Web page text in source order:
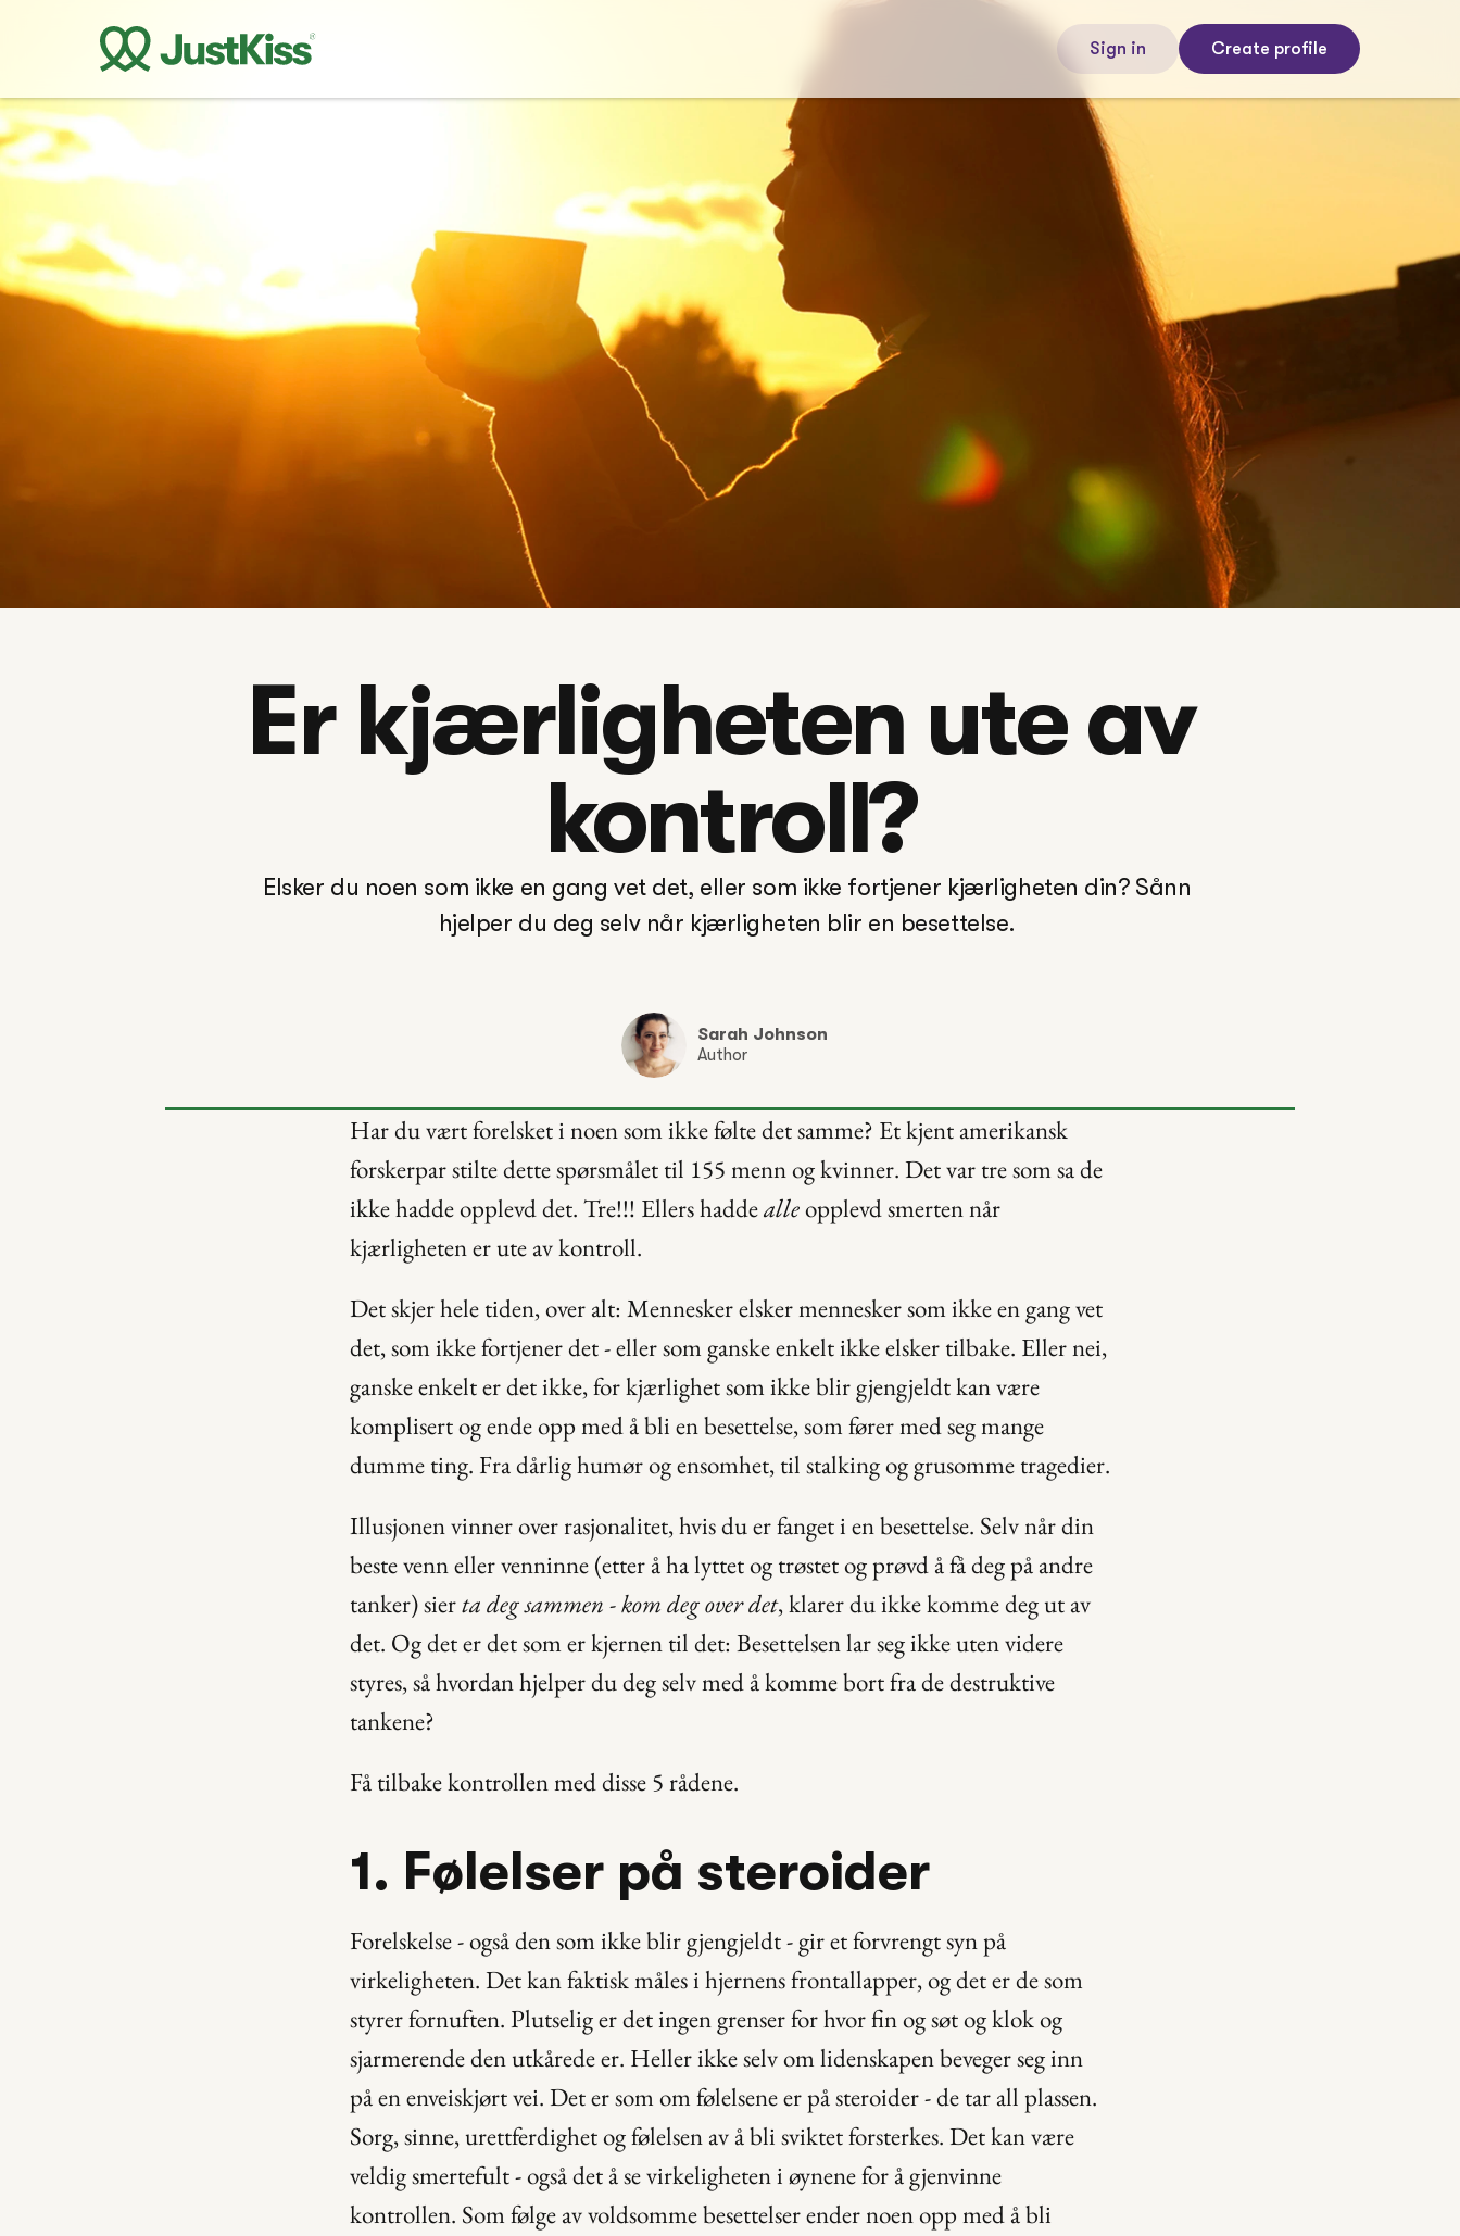
Sign in Create profile
Er kjærligheten ute av
kontroll?
Elsker du noen som ikke en gang vet det, eller som ikke fortjener kjærligheten din? Sånn
hjelper du deg selv når kjærligheten blir en besettelse.
Sarah Johnson
Author
Har du vært forelsket i noen som ikke følte det samme? Et kjent amerikansk
forskerpar stilte dette spørsmålet til 155 menn og kvinner. Det var tre som sa de
ikke hadde opplevd det. Tre!!! Ellers hadde alle opplevd smerten når
kjærligheten er ute av kontroll.
Det skjer hele tiden, over alt: Mennesker elsker mennesker som ikke en gang vet
det, som ikke fortjener det - eller som ganske enkelt ikke elsker tilbake. Eller nei,
ganske enkelt er det ikke, for kjærlighet som ikke blir gjengjeldt kan være
komplisert og ende opp med å bli en besettelse, som fører med seg mange
dumme ting. Fra dårlig humør og ensomhet, til stalking og grusomme tragedier.
Illusjonen vinner over rasjonalitet, hvis du er fanget i en besettelse. Selv når din
beste venn eller venninne (etter å ha lyttet og trøstet og prøvd å få deg på andre
tanker) sier ta deg sammen - kom deg over det, klarer du ikke komme deg ut av
det. Og det er det som er kjernen til det: Besettelsen lar seg ikke uten videre
styres, så hvordan hjelper du deg selv med å komme bort fra de destruktive
tankene?
Få tilbake kontrollen med disse 5 rådene.
1. Følelser på steroider
Forelskelse - også den som ikke blir gjengjeldt - gir et forvrengt syn på
virkeligheten. Det kan faktisk måles i hjernens frontallapper, og det er de som
styrer fornuften. Plutselig er det ingen grenser for hvor fin og søt og klok og
sjarmerende den utkårede er. Heller ikke selv om lidenskapen beveger seg inn
på en enveiskjørt vei. Det er som om følelsene er på steroider - de tar all plassen.
Sorg, sinne, urettferdighet og følelsen av å bli sviktet forsterkes. Det kan være
veldig smertefult - også det å se virkeligheten i øynene for å gjenvinne
kontrollen. Som følge av voldsomme besettelser ender noen opp med å bli